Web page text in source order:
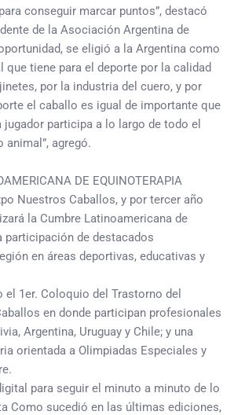
conseguir marcar puntos”, destacó
de la Asociación Argentina de
se eligió a la Argentina como
que tiene para el deporte por la calidad
por la industria del cuero, y por
el caballo es igual de importante que
jugador participa a lo largo de todo el
agregó.
DE EQUINOTERAPIA
Nuestros Caballos, y por tercer año
la Cumbre Latinoamericana de
participación de destacados
en áreas deportivas, educativas y
el 1er. Coloquio del Trastorno del
en donde participan profesionales
Argentina, Uruguay y Chile; y una
orientada a Olimpiadas Especiales y
para seguir el minuto a minuto de lo
Como sucedió en las últimas ediciones,